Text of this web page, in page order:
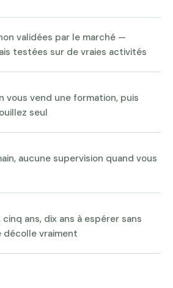
validées par le marché —
testées sur de vraies activités
vous vend une formation, puis
seul
aucune supervision quand vous
cinq ans, dix ans à espérer sans
vraiment